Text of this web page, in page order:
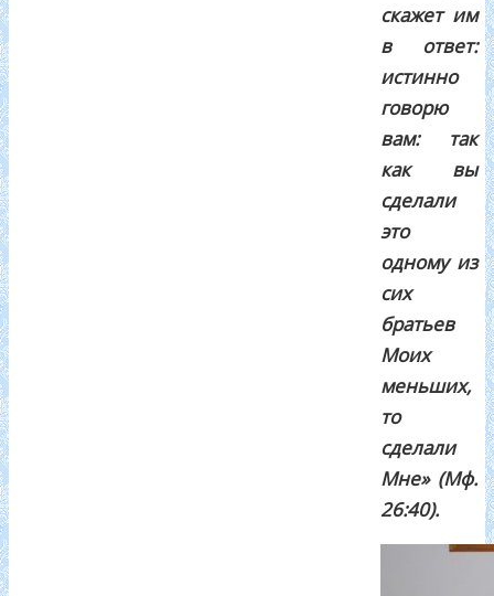
скажет им
в ответ:
истинно
говорю
вам: так
как вы
сделали
это
одному из
сих
братьев
Моих
меньших,
то
сделали
Мне» (Мф.
26:40).